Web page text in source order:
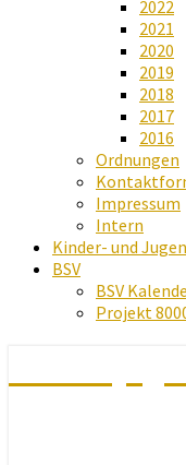
2022
2021
2020
2019
2018
2017
2016
Ordnungen
Impressum
Intern
Kinder- und
BSV
BSV
Projekt